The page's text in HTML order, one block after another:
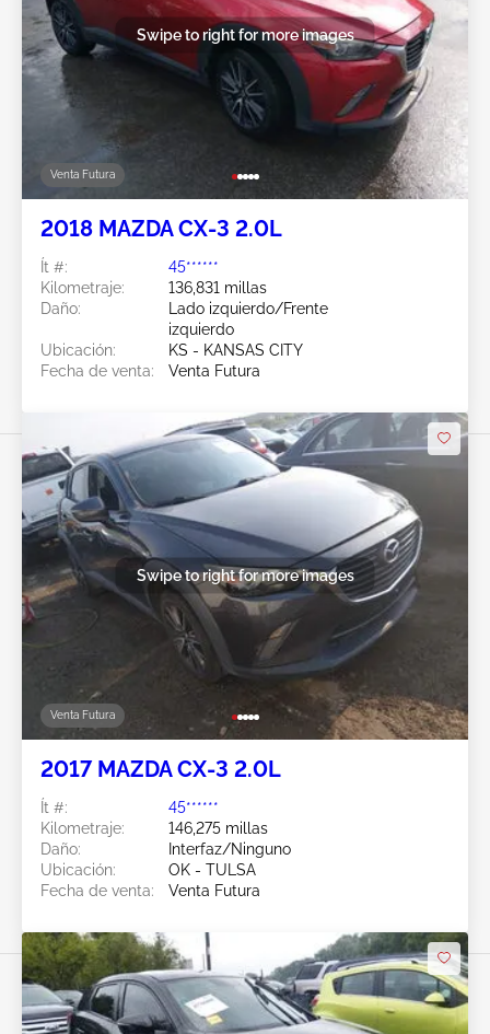
Venta Futura
Swipe to right for more images
2018 MAZDA CX-3 2.0L
Ít #:
45******
Kilometraje:
136,831 millas
Daño:
Lado izquierdo/Frente
izquierdo
Ubicación:
KS - KANSAS CITY
Fecha de venta:
Venta Futura
Venta Futura
Swipe to right for more images
2017 MAZDA CX-3 2.0L
Ít #:
45******
Kilometraje:
146,275 millas
Daño:
Interfaz/Ninguno
Ubicación:
OK - TULSA
Fecha de venta:
Venta Futura